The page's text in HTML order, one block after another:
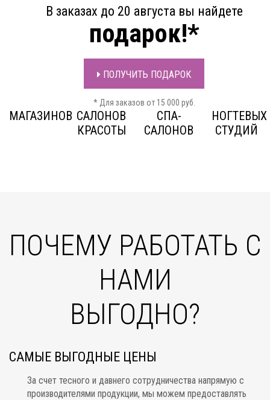
В заказах до 20 августа вы найдете
подарок!*
ПОЛУЧИТЬ ПОДАРОК
* Для заказов от 15 000 руб.
МАГАЗИНОВ САЛОНОВ
КРАСОТЫ
СПА-
САЛОНОВ
НОГТЕВЫХ
СТУДИЙ
ПОЧЕМУ РАБОТАТЬ С
НАМИ
ВЫГОДНО?
САМЫЕ ВЫГОДНЫЕ ЦЕНЫ
За счет тесного и давнего сотрудничества напрямую с
производителями продукции, мы можем предоставлять